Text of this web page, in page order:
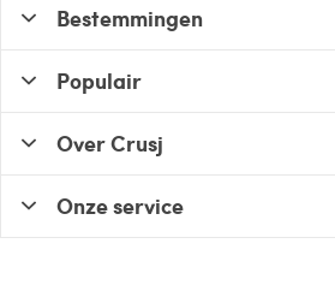
Bestemmingen
Populair
Over Crusj
Onze service